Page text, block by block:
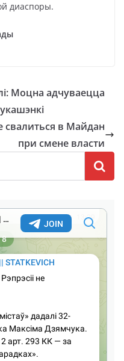
диаспоры.
Моцна адчуваецца
свалиться в Майдан
при смене власти